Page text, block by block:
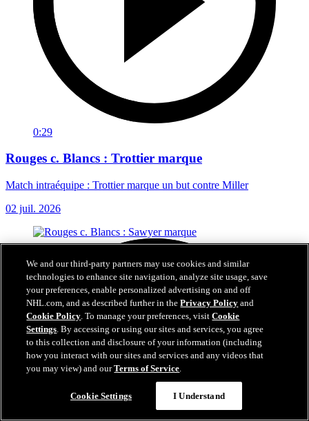
0:29
Rouges c. Blancs : Trottier marque
Match intraéquipe : Trottier marque un but contre Miller
02 juil. 2026
We and our third-party partners may use cookies and similar
technologies to enhance site navigation, analyze site usage, save
your preferences, enable personalized advertising on and off
NHL.com, and as described further in thePrivacy Policy and
Cookie Policy. To manage your preferences, visitCookie
Settings. By accessing or using our sites and services, you agree
to this collection and disclosure of your information (including
how you interact with our sites and services and any videos that
you may view) and ourTerms of Service.
Cookie Settings I Understand